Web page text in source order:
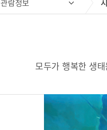
관람정보
모두가 행복한 생